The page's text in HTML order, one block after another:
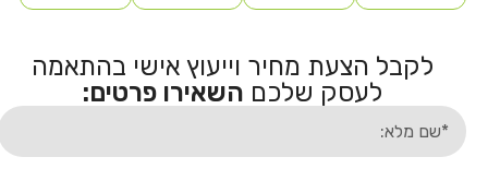
לקבל הצעת מחיר וייעוץ אישי בהתאמה
לעסק שלכם השאירו פרטים: